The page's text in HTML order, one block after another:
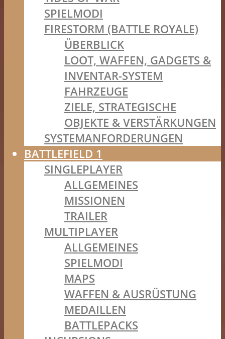
SPIELMODI
FIRESTORM (BATTLE ROYALE)
ÜBERBLICK
LOOT, WAFFEN, GADGETS &
INVENTAR-SYSTEM
FAHRZEUGE
ZIELE, STRATEGISCHE
OBJEKTE & VERSTÄRKUNGEN
SYSTEMANFORDERUNGEN
BATTLEFIELD 1
SINGLEPLAYER
ALLGEMEINES
MISSIONEN
TRAILER
MULTIPLAYER
ALLGEMEINES
SPIELMODI
MAPS
WAFFEN & AUSRÜSTUNG
MEDAILLEN
BATTLEPACKS